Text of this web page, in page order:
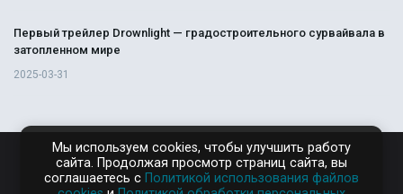
Первый трейлер Drownlight — градостроительного сурвайвала в
затопленном мире
2025-03-31
Мы используем cookies, чтобы улучшить работу
сайта. Продолжая просмотр страниц сайта, вы
соглашаетесь с Политикой использования файлов